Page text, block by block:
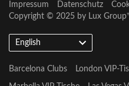
Impressum Datenschutz
Copyright © 2025 by Lux Group
English
Barcelona Clubs London VIP-